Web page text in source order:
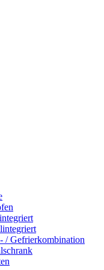
/ Gefrierkombination